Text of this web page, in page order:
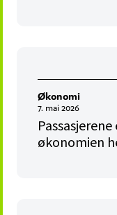
Økonomi
7. mai 2026
økonomien